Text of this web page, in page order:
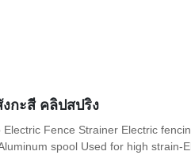
กะสี คลิปสปริง
Fence Strainer Electric
spool Used for high strain-